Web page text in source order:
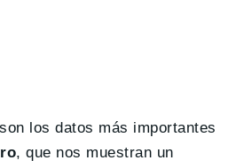
los datos más importantes
, que nos muestran un